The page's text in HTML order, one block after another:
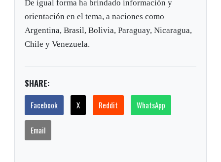
De igual forma ha brindado información y
orientación en el tema, a naciones como
Argentina, Brasil, Bolivia, Paraguay, Nicaragua,
Chile y Venezuela.
SHARE:
Facebook X Reddit WhatsApp
Email